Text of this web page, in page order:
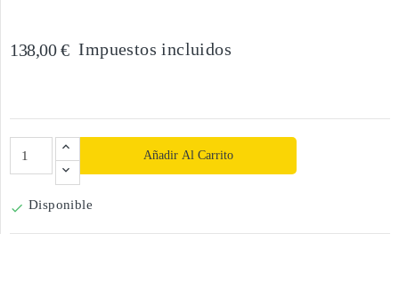
138,00 € Impuestos incluidos
Añadir Al Carrito
 Disponible